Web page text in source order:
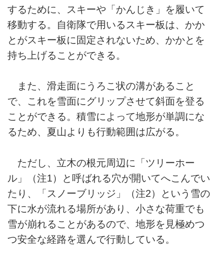
するために、スキーや「かんじき」を履いて
移動する。自衛隊で用いるスキー板は、かか
とがスキー板に固定されないため、かかとを
持ち上げることができる。
また、滑走面にうろこ状の溝があること
で、これを雪面にグリップさせて斜面を登る
ことができる。積雪によって地形が単調にな
るため、夏山よりも行動範囲は広がる。
ただし、立木の根元周辺に「ツリーホー
ル」（注1）と呼ばれる穴が開いてへこんでい
たり、「スノーブリッジ」（注2）という雪の
下に水が流れる場所があり、小さな荷重でも
雪が崩れることがあるので、地形を見極めつ
つ安全な経路を選んで行動している。